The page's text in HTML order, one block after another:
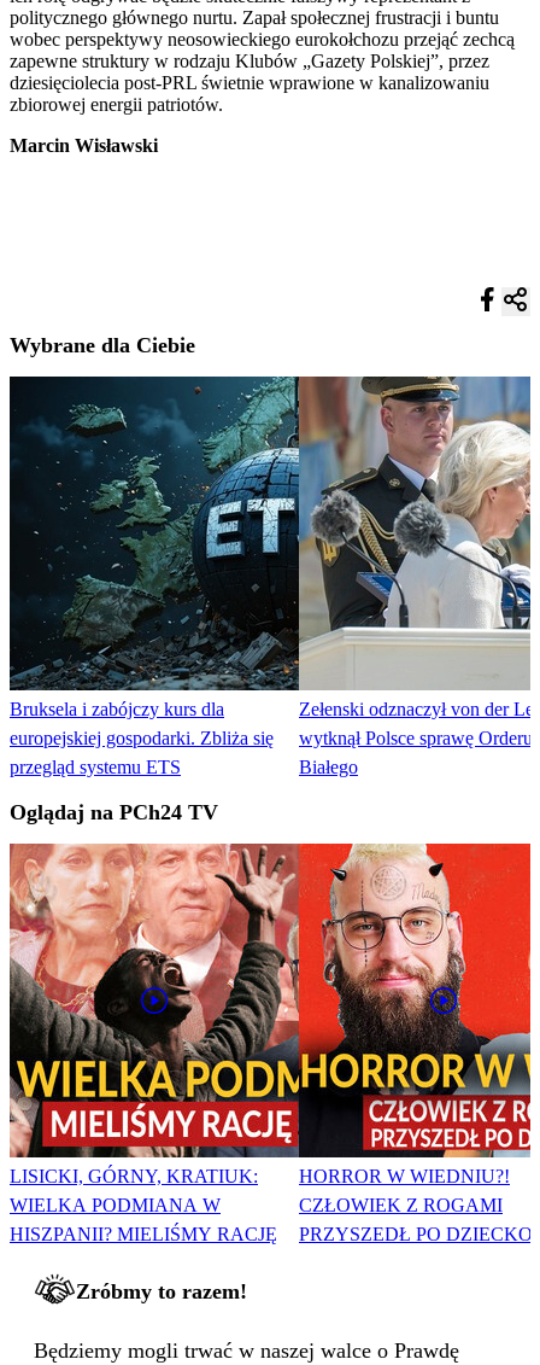
politycznego głównego nurtu. Zapał społecznej frustracji i buntu
wobec perspektywy neosowieckiego eurokołchozu przejąć zechcą
zapewne struktury w rodzaju Klubów „Gazety Polskiej”, przez
dziesięciolecia post-PRL świetnie wprawione w kanalizowaniu
zbiorowej energii patriotów.
Marcin Wisławski
Wybrane dla Ciebie
Bruksela i zabójczy kurs dla
europejskiej gospodarki. Zbliża się
przegląd systemu ETS
Zełenski odznaczył von der
wytknął Polsce sprawę Orderu
Białego
Oglądaj na PCh24 TV
LISICKI, GÓRNY, KRATIUK:
WIELKA PODMIANA W
HISZPANII? MIELIŚMY RACJĘ
HORROR W WIEDNIU?!
CZŁOWIEK Z ROGAMI
PRZYSZEDŁ PO DZIECKO
Zróbmy to razem!
Będziemy mogli trwać w naszej walce o Prawdę